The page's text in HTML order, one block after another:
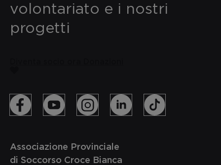
volontariato e i nostri
progetti
Associazione Provinciale
di Soccorso Croce Bianca